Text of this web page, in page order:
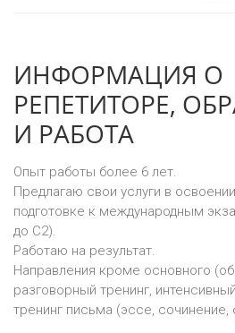
ИНФОРМАЦИЯ О
РЕПЕТИТОРЕ,
И РАБОТА
Опыт работы более 6 лет.
Предлагаю свои услуги в
подготовке к международным
до C2).
Работаю на результат.
Направления кроме основного
разговорный тренинг,
тренинг письма (эссе, сочинение,